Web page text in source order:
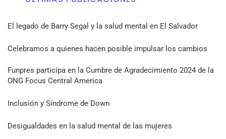
El legado de Barry Segal y la salud mental en El Salvador
Celebramos a quienes hacen posible impulsar los cambios
Funpres participa en la Cumbre de Agradecimiento 2024 de la
ONG Focus Central America
Inclusión y Síndrome de Down
Desigualdades en la salud mental de las mujeres